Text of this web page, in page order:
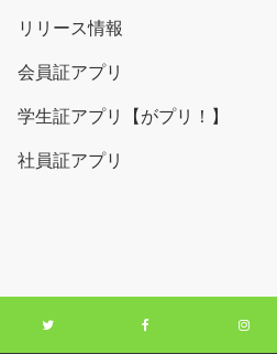
リリース情報
会員証アプリ
学生証アプリ【がプリ！】
社員証アプリ